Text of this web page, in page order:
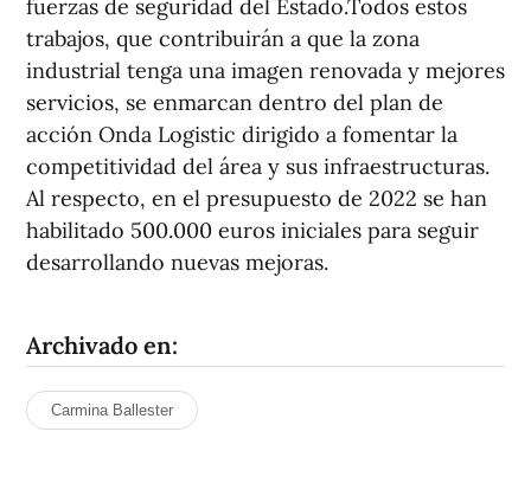
fuerzas de seguridad del Estado.Todos estos
trabajos, que contribuirán a que la zona
industrial tenga una imagen renovada y mejores
servicios, se enmarcan dentro del plan de
acción Onda Logistic dirigido a fomentar la
competitividad del área y sus infraestructuras.
Al respecto, en el presupuesto de 2022 se han
habilitado 500.000 euros iniciales para seguir
desarrollando nuevas mejoras.
Archivado en:
Carmina Ballester